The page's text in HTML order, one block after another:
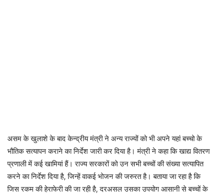
असम के खुलाशे के बाद केन्द्रीय मंत्री ने अन्य राज्यों को भी अपने यहां बच्चो के
भौतिक सत्यापन कराने का निर्देश जारी कर दिया है। मंत्री ने कहा कि खाद्य वितरण
प्रणाली में कई खामियां हैं। राज्य सरकारों को उन सभी बच्चों की संख्या सत्यापित
करने का निर्देश दिया है, जिन्हें वाकई भोजन की जरुरत है। बताया जा रहा है कि
जिस रकम की हेराफेरी की जा रही है, दरअसल उसका उपयोग आसानी से बच्चों के